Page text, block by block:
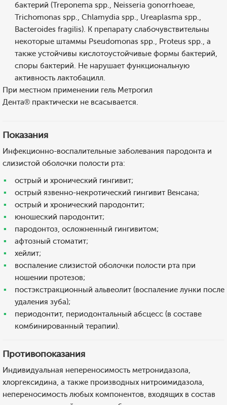
бактерий (Treponema spp., Neisseria gonorrhoeae,
Trichomonas spp., Chlamydia spp., Ureaplasma spp.,
Bacteroides fragilis). К препарату слабочувствительны
некоторые штаммы Pseudomonas spp., Proteus spp., а
также устойчивы кислотоустойчивые формы бактерий,
споры бактерий. Не нарушает функциональную
активность лактобацилл.
При местном применении гель Метрогил
Дента® практически не всасывается.
Показания
Инфекционно-воспалительные заболевания пародонта и
слизистой оболочки полости рта:
острый и хронический гингивит;
острый язвенно-некротический гингивит Венсана;
острый и хронический пародонтит;
юношеский пародонтит;
пародонтоз, осложненный гингивитом;
афтозный стоматит;
хейлит;
воспаление слизистой оболочки полости рта при
ношении протезов;
постэкстракционный альвеолит (воспаление лунки после
удаления зуба);
периодонтит, периодонтальный абсцесс (в составе
комбинированный терапии).
Противопоказания
Индивидуальная непереносимость метронидазола,
хлоргексидина, а также производных нитроимидазола,
непереносимость любых компонентов, входящих в состав